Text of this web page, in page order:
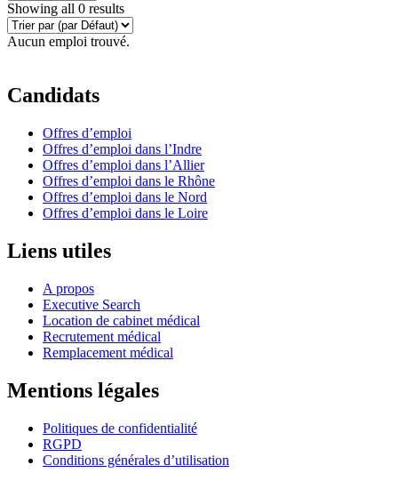
Showing all 0 results
Aucun emploi trouvé.
Candidats
Offres d’emploi
Offres d’emploi dans l’Indre
Offres d’emploi dans l’Allier
Offres d’emploi dans le Rhône
Offres d’emploi dans le Nord
Offres d’emploi dans le Loire
Liens utiles
A propos
Executive Search
Location de cabinet médical
Recrutement médical
Remplacement médical
Mentions légales
Politiques de confidentialité
RGPD
Conditions générales d’utilisation